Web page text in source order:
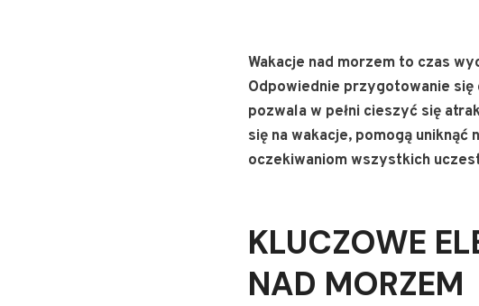
Wakacje nad morzem to czas
Odpowiednie przygotowanie
pozwala w pełni cieszyć się
się na wakacje, pomogą
oczekiwaniom wszystkich
KLUCZOWE
NAD MORZEM